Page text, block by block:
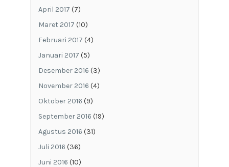
April 2017 (7)
Maret 2017 (10)
Februari 2017 (4)
Januari 2017 (5)
Desember 2016 (3)
November 2016 (4)
Oktober 2016 (9)
September 2016 (19)
Agustus 2016 (31)
Juli 2016 (36)
Juni 2016 (10)